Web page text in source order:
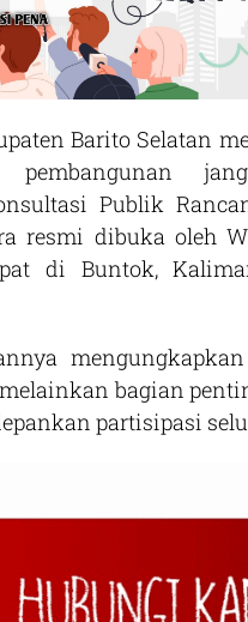
Barito Selatan
Publik
resmi dibuka oleh
di Buntok,
bagian
partisipasi